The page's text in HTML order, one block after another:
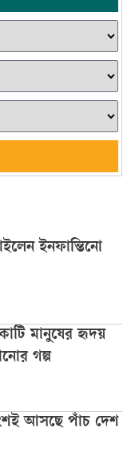
ইনফান্তিনো
মানুষের হৃদয়
গল্প
আসছে পাঁচ দেশ